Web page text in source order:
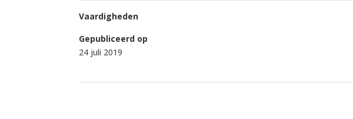
Vaardigheden
Gepubliceerd op
24 juli 2019